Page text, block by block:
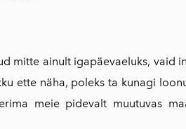
mitte ainult igapäevaeluks, vaid
ette näha, poleks ta kunagi
meie pidevalt muutuvas